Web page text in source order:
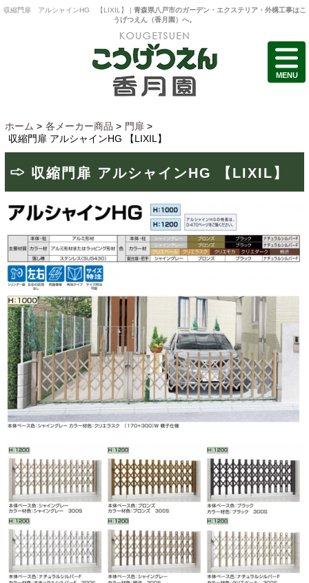
収縮門扉 アルシャインHG 【LIXIL】 | 青森県八戸市のガーデン・エクステリア・外構工事はこ
うげつえん（香月園）へ。
ホーム > 各メーカー商品 > 門扉 >
収縮門扉 アルシャインHG 【LIXIL】
収縮門扉 アルシャインHG 【LIXIL】
MENU